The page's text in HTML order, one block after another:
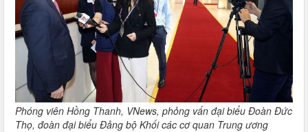
Phóng viên Hồng Thanh, VNews, phỏng vấn đại biểu Đoàn Đức
Thọ, đoàn đại biểu Đảng bộ Khối các cơ quan Trung ương